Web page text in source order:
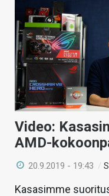
Video:
AMD-
20.9.2019 - 19:43 /
Kasasimme